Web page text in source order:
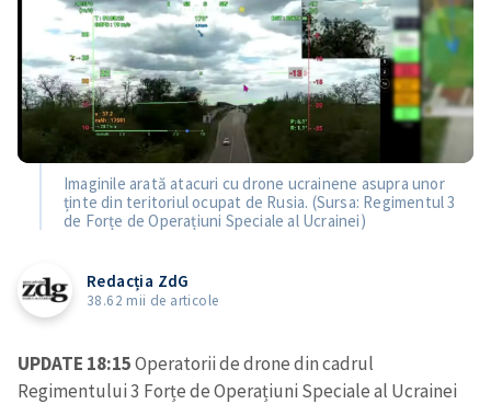
Imaginile arată atacuri cu drone ucrainene asupra unor
ținte din teritoriul ocupat de Rusia. (Sursa: Regimentul 3
de Forțe de Operațiuni Speciale al Ucrainei)
Redacția ZdG
38.62 mii de articole
UPDATE 18:15Operatorii de drone din cadrul
Regimentului 3 Forțe de Operațiuni Speciale al Ucrainei